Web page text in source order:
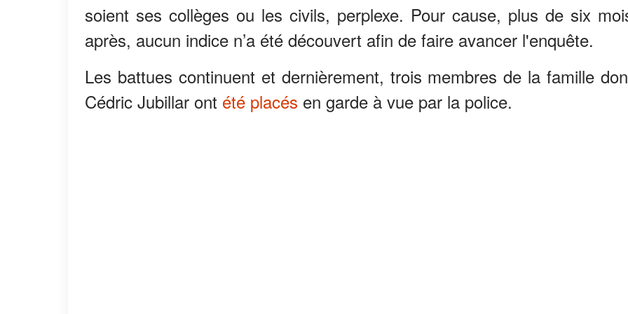
soient ses collèges ou les civils, perplexe. Pour cause, plus de six
après, aucun indice n’a été découvert afin de faire avancer l'enquête.
Les battues continuent et dernièrement, trois membres de la famille
Cédric Jubillar ont été placés en garde à vue par la police.